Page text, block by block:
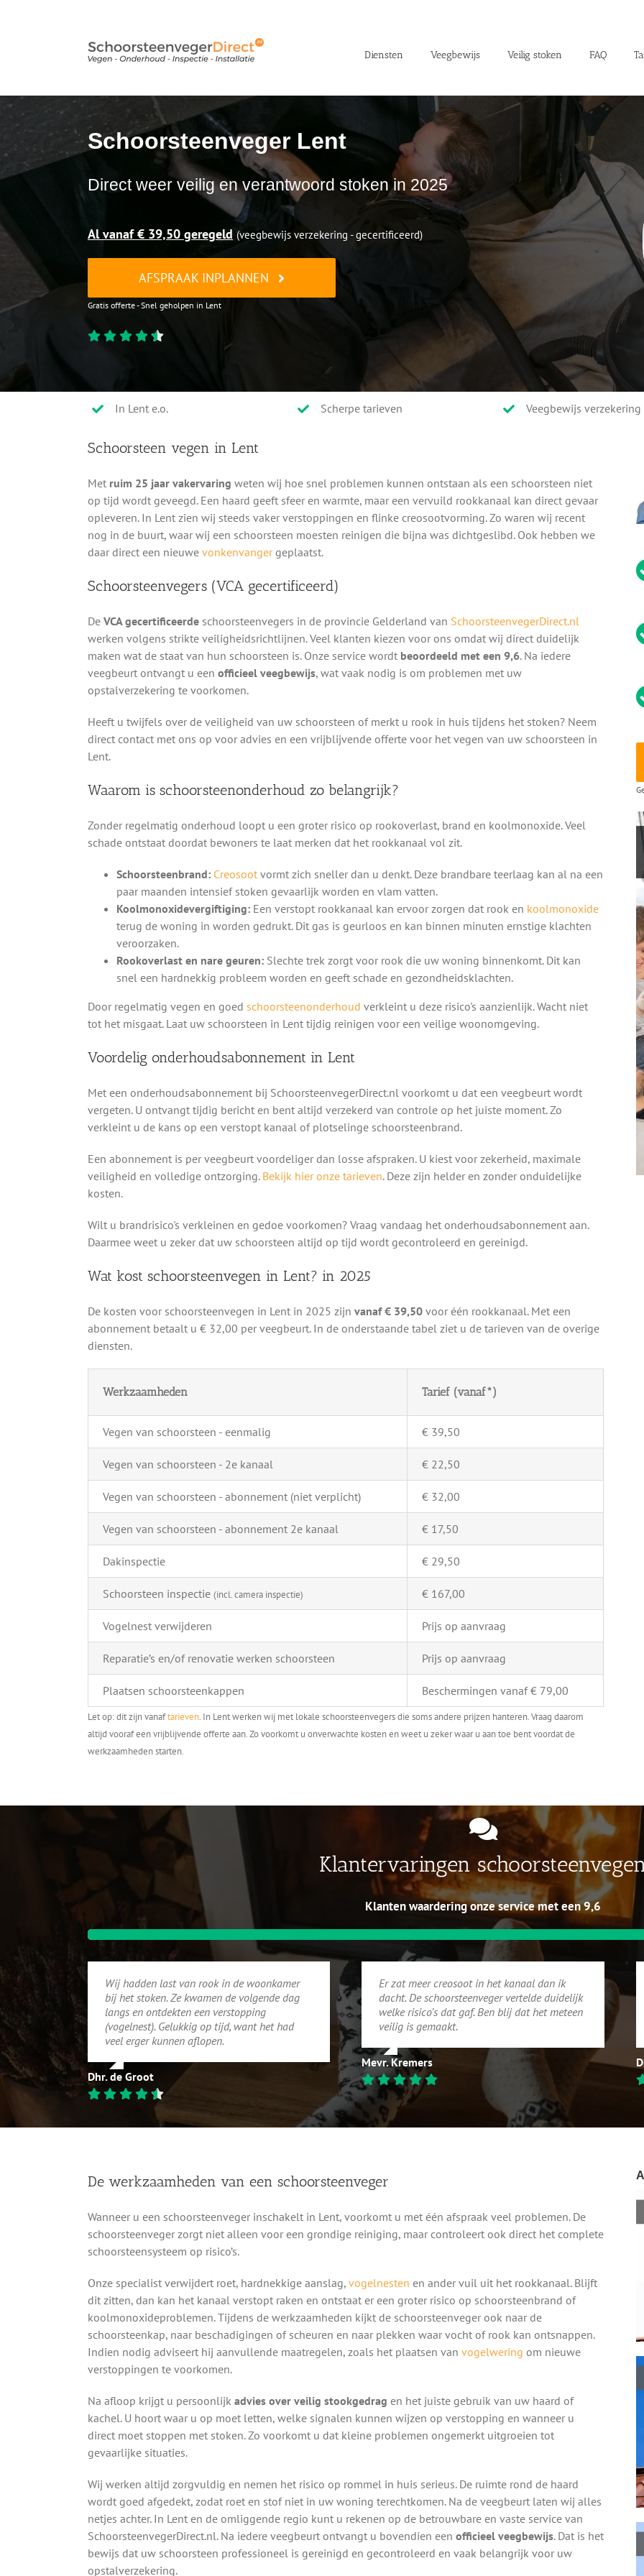
Diensten Veegbewijs Veilig stoken FAQ
Schoorsteenveger Lent
Direct weer veilig en verantwoord stoken in 2025
Al vanaf € 39,50 geregeld (veegbewijs verzekering - gecertificeerd)
AFSPRAAK INPLANNEN
Gratis offerte - Snel geholpen in Lent
In Lent e.o. Scherpe tarieven Veegbewijs verzekering
Schoorsteen vegen in Lent
Met ruim 25 jaar vakervaring weten wij hoe snel problemen kunnen ontstaan als een schoorsteen niet
op tijd wordt geveegd. Een haard geeft sfeer en warmte, maar een vervuild rookkanaal kan direct gevaar
opleveren. In Lent zien wij steeds vaker verstoppingen en flinke creosootvorming. Zo waren wij recent
nog in de buurt, waar wij een schoorsteen moesten reinigen die bijna was dichtgeslibd. Ook hebben we
daar direct een nieuwe vonkenvangergeplaatst.
Schoorsteenvegers (VCA gecertificeerd)
De VCA gecertificeerdeschoorsteenvegers in de provincie Gelderland van SchoorsteenvegerDirect.nl
werken volgens strikte veiligheidsrichtlijnen. Veel klanten kiezen voor ons omdat wij direct duidelijk
maken wat de staat van hun schoorsteen is. Onze service wordt beoordeeld met een 9,6. Na iedere
veegbeurt ontvangt u een officieel veegbewijs, wat vaak nodig is om problemen met uw
opstalverzekering te voorkomen.
Heeft u twijfels over de veiligheid van uw schoorsteen of merkt u rook in huis tijdens het stoken? Neem
direct contact met ons op voor advies en een vrijblijvende offerte voor het vegen van uw schoorsteen in
Lent.
Waarom is schoorsteenonderhoud zo belangrijk?
Zonder regelmatig onderhoud loopt u een groter risico op rookoverlast, brand en koolmonoxide. Veel
schade ontstaat doordat bewoners te laat merken dat het rookkanaal vol zit.
Schoorsteenbrand: Creosootvormt zich sneller dan u denkt. Deze brandbare teerlaag kan al na een
paar maanden intensief stoken gevaarlijk worden en vlam vatten.
Koolmonoxidevergiftiging:Een verstopt rookkanaal kan ervoor zorgen dat rook en koolmonoxide
terug de woning in worden gedrukt. Dit gas is geurloos en kan binnen minuten ernstige klachten
veroorzaken.
Rookoverlast en nare geuren:Slechte trek zorgt voor rook die uw woning binnenkomt. Dit kan
snel een hardnekkig probleem worden en geeft schade en gezondheidsklachten.
Door regelmatig vegen en goed schoorsteenonderhoud verkleint u deze risico's aanzienlijk. Wacht niet
tot het misgaat. Laat uw schoorsteen in Lent tijdig reinigen voor een veilige woonomgeving.
Voordelig onderhoudsabonnement in Lent
Met een onderhoudsabonnement bij SchoorsteenvegerDirect.nl voorkomt u dat een veegbeurt wordt
vergeten. U ontvangt tijdig bericht en bent altijd verzekerd van controle op het juiste moment. Zo
verkleint u de kans op een verstopt kanaal of plotselinge schoorsteenbrand.
Een abonnement is per veegbeurt voordeliger dan losse afspraken. U kiest voor zekerheid, maximale
veiligheid en volledige ontzorging. Bekijk hier onze tarieven. Deze zijn helder en zonder onduidelijke
kosten.
Wilt u brandrisico's verkleinen en gedoe voorkomen? Vraag vandaag het onderhoudsabonnement aan.
Daarmee weet u zeker dat uw schoorsteen altijd op tijd wordt gecontroleerd en gereinigd.
Wat kost schoorsteenvegen in Lent? in 2025
De kosten voor schoorsteenvegen in Lent in 2025 zijn vanaf € 39,50voor één rookkanaal. Met een
abonnement betaalt u € 32,00 per veegbeurt. In de onderstaande tabel ziet u de tarieven van de overige
diensten.
Werkzaamheden Tarief (vanaf*)
Vegen van schoorsteen - eenmalig € 39,50
Vegen van schoorsteen - 2e kanaal € 22,50
Vegen van schoorsteen - abonnement (niet verplicht) € 32,00
Vegen van schoorsteen - abonnement 2e kanaal € 17,50
Dakinspectie € 29,50
Schoorsteen inspectie (incl. camera inspectie) € 167,00
Vogelnest verwijderen Prijs op aanvraag
Reparatie’s en/of renovatie werken schoorsteen Prijs op aanvraag
Plaatsen schoorsteenkappen Beschermingen vanaf € 79,00
Let op: dit zijn vanaftarieven. In Lent werken wij met lokale schoorsteenvegers die soms andere prijzen hanteren. Vraag daarom
altijd vooraf een vrijblijvende offerte aan. Zo voorkomt u onverwachte kosten en weet u zeker waar u aan toe bent voordat de
werkzaamheden starten.
Klantervaringen
Klanten waardering onze service met een 9,6
Wij hadden last van rook in de woonkamer
bij het stoken. Ze kwamen de volgende dag
langs en ontdekten een verstopping
(vogelnest). Gelukkig op tijd, want het had
veel erger kunnen aflopen.
Dhr. de Groot
Er zat meer creosoot in het kanaal dan ik
dacht. De schoorsteenveger vertelde duidelijk
welke risico’s dat gaf. Ben blij dat het meteen
veilig is gemaakt.
Mevr. Kremers
De werkzaamheden van een schoorsteenveger
Wanneer u een schoorsteenveger inschakelt in Lent, voorkomt u met één afspraak veel problemen. De
schoorsteenveger zorgt niet alleen voor een grondige reiniging, maar controleert ook direct het complete
schoorsteensysteem op risico’s.
Onze specialist verwijdert roet, hardnekkige aanslag, vogelnesten en ander vuil uit het rookkanaal. Blijft
dit zitten, dan kan het kanaal verstopt raken en ontstaat er een groter risico op schoorsteenbrand of
koolmonoxideproblemen. Tijdens de werkzaamheden kijkt de schoorsteenveger ook naar de
schoorsteenkap, naar beschadigingen of scheuren en naar plekken waar vocht of rook kan ontsnappen.
Indien nodig adviseert hij aanvullende maatregelen, zoals het plaatsen van vogelwering om nieuwe
verstoppingen te voorkomen.
Na afloop krijgt u persoonlijk advies over veilig stookgedrag en het juiste gebruik van uw haard of
kachel. U hoort waar u op moet letten, welke signalen kunnen wijzen op verstopping en wanneer u
direct moet stoppen met stoken. Zo voorkomt u dat kleine problemen ongemerkt uitgroeien tot
gevaarlijke situaties.
Wij werken altijd zorgvuldig en nemen het risico op rommel in huis serieus. De ruimte rond de haard
wordt goed afgedekt, zodat roet en stof niet in uw woning terechtkomen. Na de veegbeurt laten wij alles
netjes achter. In Lent en de omliggende regio kunt u rekenen op de betrouwbare en vaste service van
SchoorsteenvegerDirect.nl. Na iedere veegbeurt ontvangt u bovendien een officieel veegbewijs. Dat is het
bewijs dat uw schoorsteen professioneel is gereinigd en gecontroleerd en vaak belangrijk voor uw
opstalverzekering.